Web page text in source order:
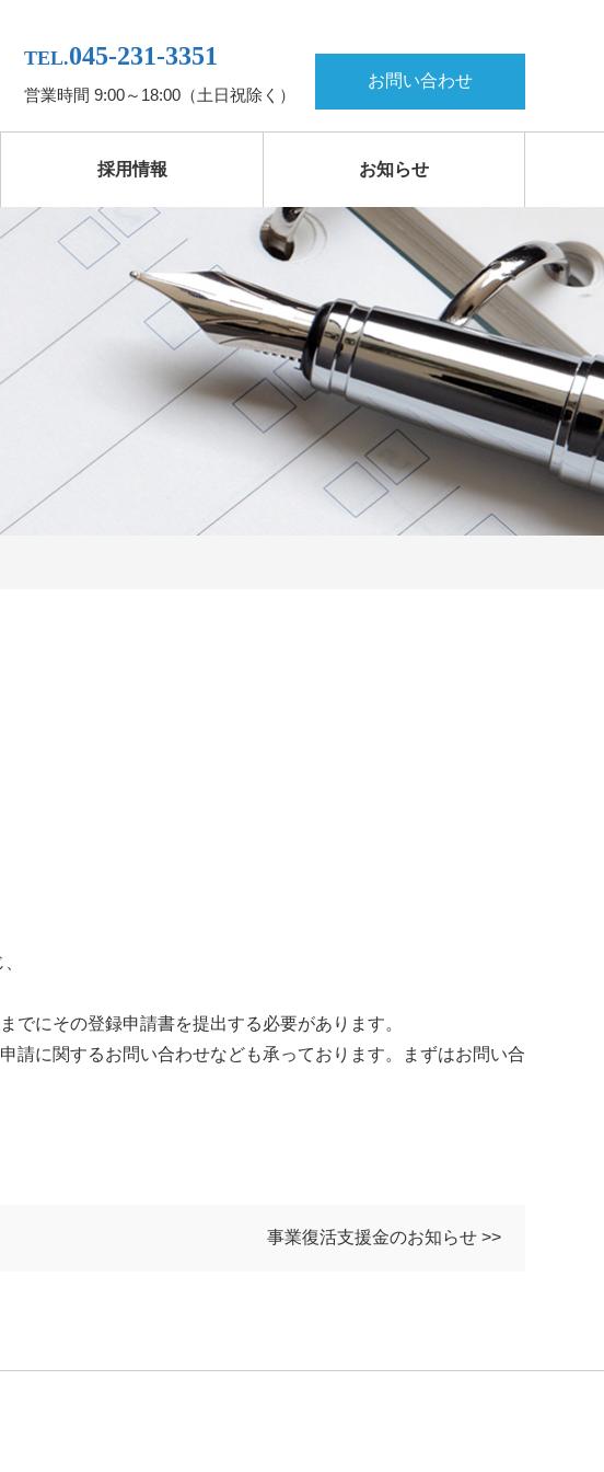
TEL.045-231-3351
営業時間 9:00～18:00（土日祝除く）
お問い合わせ
採用情報 お知らせ
でにその登録申請書を提出する必要があります。
請に関するお問い合わせなども承っております。まずはお問い合
事業復活支援金のお知らせ >>